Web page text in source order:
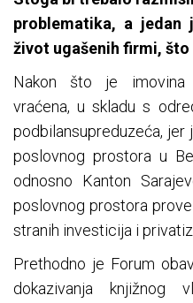
problematika, a jedan
život ugašenih firmi,
Nakon što je imovina
vraćena, u skladu s
podbilansupreduzeća, jer
poslovnog prostora u
odnosno Kanton
poslovnog prostora
stranih investicija i
Prethodno je Forum
dokazivanja knjižnog